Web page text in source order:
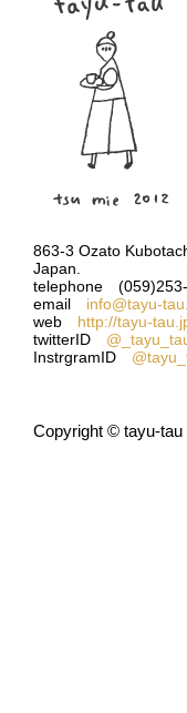
863-3 Ozato
Japan.
telephone
email info@tayu-
web http://tayu-
twitterID
InstrgramID
Copyright © tayu-tau